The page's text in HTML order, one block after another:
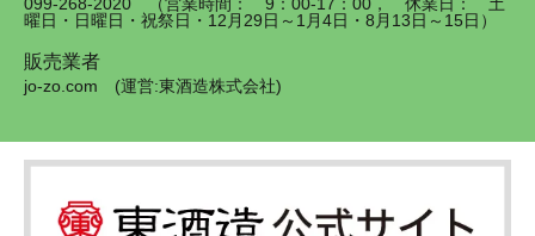
曜日・日曜日・祝祭日・12月29日～1月4日・8月13日～15日）
販売業者
jo-zo.com (運営:東酒造株式会社)